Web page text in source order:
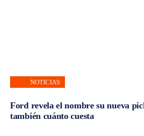
NOTICIAS
Ford revela el nombre su nueva
también cuánto cuesta